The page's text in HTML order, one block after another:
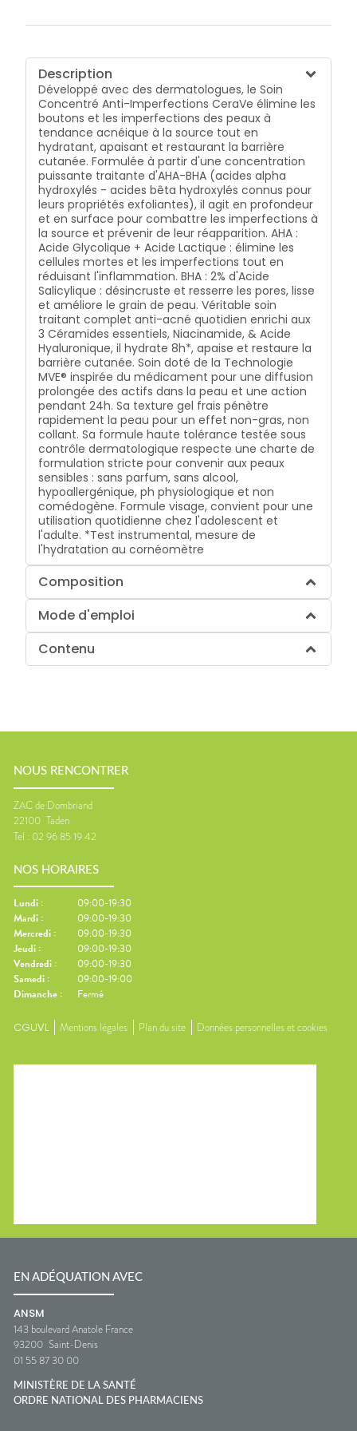
dermatologique respecte une charte de formulation
physiologique et non comédogène. Formule visage,
convient pour une utilisation quotidienne chez
l'adolescent et l'adulte. *Test instrumental, mesure de
l'hydratation au cornéomètre
Description
Développé avec des dermatologues, le Soin
Concentré Anti-Imperfections CeraVe élimine les
boutons et les imperfections des peaux à
tendance acnéique à la source tout en
hydratant, apaisant et restaurant la barrière
cutanée. Formulée à partir d'une concentration
puissante traitante d'AHA-BHA (acides alpha
hydroxylés - acides bêta hydroxylés connus pour
leurs propriétés exfoliantes), il agit en profondeur
et en surface pour combattre les imperfections à
la source et prévenir de leur réapparition. AHA :
Acide Glycolique + Acide Lactique : élimine les
cellules mortes et les imperfections tout en
réduisant l'inflammation. BHA : 2% d'Acide
Salicylique : désincruste et resserre les pores, lisse
et améliore le grain de peau. Véritable soin
traitant complet anti-acné quotidien enrichi aux
3 Céramides essentiels, Niacinamide, & Acide
Hyaluronique, il hydrate 8h*, apaise et restaure la
barrière cutanée. Soin doté de la Technologie
MVE® inspirée du médicament pour une diffusion
prolongée des actifs dans la peau et une action
pendant 24h. Sa texture gel frais pénètre
rapidement la peau pour un effet non-gras, non
collant. Sa formule haute tolérance testée sous
contrôle dermatologique respecte une charte de
formulation stricte pour convenir aux peaux
sensibles : sans parfum, sans alcool,
hypoallergénique, ph physiologique et non
comédogène. Formule visage, convient pour une
utilisation quotidienne chez l'adolescent et
l'adulte. *Test instrumental, mesure de
l'hydratation au cornéomètre
Composition
Mode d'emploi
Contenu
NOUS RENCONTRER
ZAC de Dombriand
22100 Taden
Tel : 02 96 85 19 42
NOS HORAIRES
Lundi :
09:00-19:30
Mardi :
09:00-19:30
Mercredi :
09:00-19:30
Jeudi :
09:00-19:30
Vendredi :
09:00-19:30
Samedi :
09:00-19:00
Dimanche : Fermé
CGUVL Mentions légales Plan du site Données personnelles et cookies
EN ADÉQUATION AVEC
ANSM
143 boulevard Anatole France
93200 Saint-Denis
01 55 87 30 00
MINISTÈRE DE LA SANTÉ
ORDRE NATIONAL DES PHARMACIENS